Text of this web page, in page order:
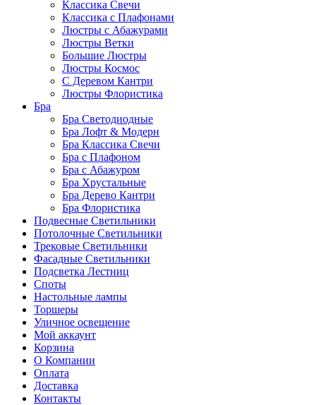
Классика Свечи
Классика с Плафонами
Люстры с Абажурами
Люстры Ветки
Большие Люстры
Люстры Космос
С Деревом Кантри
Люстры Флористика
Бра
Бра Светодиодные
Бра Лофт & Модерн
Бра Классика Свечи
Бра с Плафоном
Бра с Абажуром
Бра Хрустальные
Бра Дерево Кантри
Бра Флористика
Подвесные Светильники
Потолочные Светильники
Трековые Светильники
Фасадные Светильники
Подсветка Лестниц
Споты
Настольные лампы
Торшеры
Уличное освещение
Мой аккаунт
Корзина
О Компании
Оплата
Доставка
Контакты